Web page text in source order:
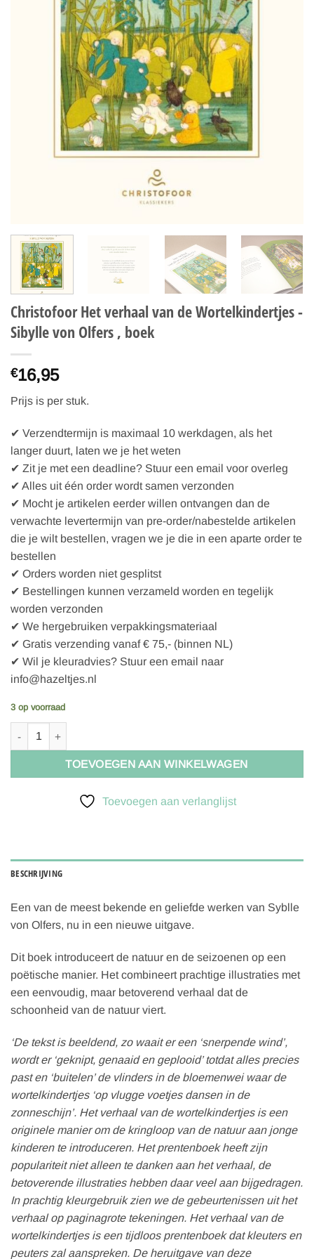
Christofoor Het verhaal van de Wortelkindertjes -
Sibylle von Olfers , boek
€16,95
Prijs is per stuk.
✔ Verzendtermijn is maximaal 10 werkdagen, als het
langer duurt, laten we je het weten
✔ Zit je met een deadline? Stuur een email voor overleg
✔ Alles uit één order wordt samen verzonden
✔ Mocht je artikelen eerder willen ontvangen dan de
verwachte levertermijn van pre-order/nabestelde artikelen
die je wilt bestellen, vragen we je die in een aparte order te
bestellen
✔ Orders worden niet gesplitst
✔ Bestellingen kunnen verzameld worden en tegelijk
worden verzonden
✔ We hergebruiken verpakkingsmateriaal
✔ Gratis verzending vanaf € 75,- (binnen NL)
✔ Wil je kleuradvies? Stuur een email naar
info@hazeltjes.nl
3 op voorraad
TOEVOEGEN AAN WINKELWAGEN
Toevoegen aan verlanglijst
BESCHRIJVING
Een van de meest bekende en geliefde werken van Syblle
von Olfers, nu in een nieuwe uitgave.
Dit boek introduceert de natuur en de seizoenen op een
poëtische manier. Het combineert prachtige illustraties met
een eenvoudig, maar betoverend verhaal dat de
schoonheid van de natuur viert.
‘De tekst is beeldend, zo waait er een ‘snerpende wind’,
wordt er ‘geknipt, genaaid en geplooid’ totdat alles precies
past en ‘buitelen’ de vlinders in de bloemenwei waar de
wortelkindertjes ‘op vlugge voetjes dansen in de
zonneschijn’. Het verhaal van de wortelkindertjes is een
originele manier om de kringloop van de natuur aan jonge
kinderen te introduceren. Het prentenboek heeft zijn
populariteit niet alleen te danken aan het verhaal, de
betoverende illustraties hebben daar veel aan bijgedragen.
In prachtig kleurgebruik zien we de gebeurtenissen uit het
verhaal op paginagrote tekeningen. Het verhaal van de
wortelkindertjes is een tijdloos prentenboek dat kleuters en
peuters zal aanspreken. De heruitgave van deze